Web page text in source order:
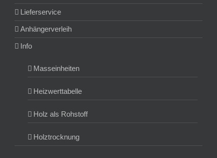
Lieferservice
Anhängerverleih
Info
Masseinheiten
Heizwerttabelle
Holz als Rohstoff
Holztrocknung